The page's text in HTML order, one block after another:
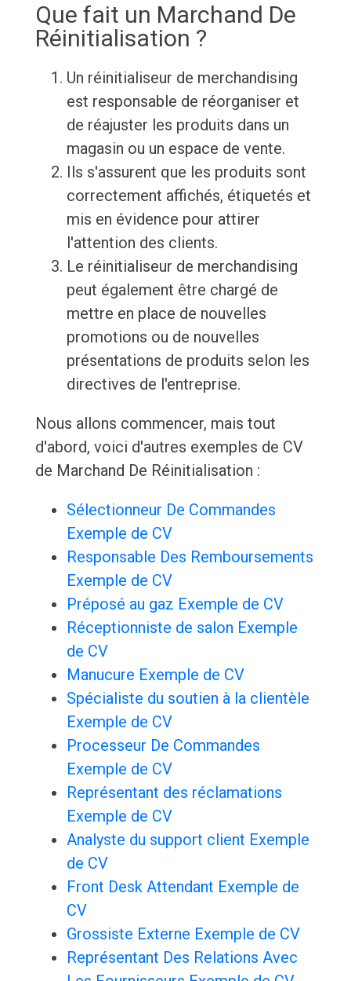
Que fait un Marchand De
Réinitialisation ?
Un réinitialiseur de merchandising
est responsable de réorganiser et
de réajuster les produits dans un
magasin ou un espace de vente.
Ils s'assurent que les produits sont
correctement affichés, étiquetés et
mis en évidence pour attirer
l'attention des clients.
Le réinitialiseur de merchandising
peut également être chargé de
mettre en place de nouvelles
promotions ou de nouvelles
présentations de produits selon les
directives de l'entreprise.
Nous allons commencer, mais tout
d'abord, voici d'autres exemples de CV
de Marchand De Réinitialisation :
Sélectionneur De Commandes
Exemple de CV
Responsable Des Remboursements
Exemple de CV
Préposé au gaz Exemple de CV
Réceptionniste de salon Exemple
de CV
Manucure Exemple de CV
Spécialiste du soutien à la clientèle
Exemple de CV
Processeur De Commandes
Exemple de CV
Représentant des réclamations
Exemple de CV
Analyste du support client Exemple
de CV
Front Desk Attendant Exemple de
CV
Grossiste Externe Exemple de CV
Représentant Des Relations Avec